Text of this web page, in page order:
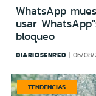
WhatsApp
usar
bloqueo
DIARIOSENRED 06/08/
TENDENCIAS